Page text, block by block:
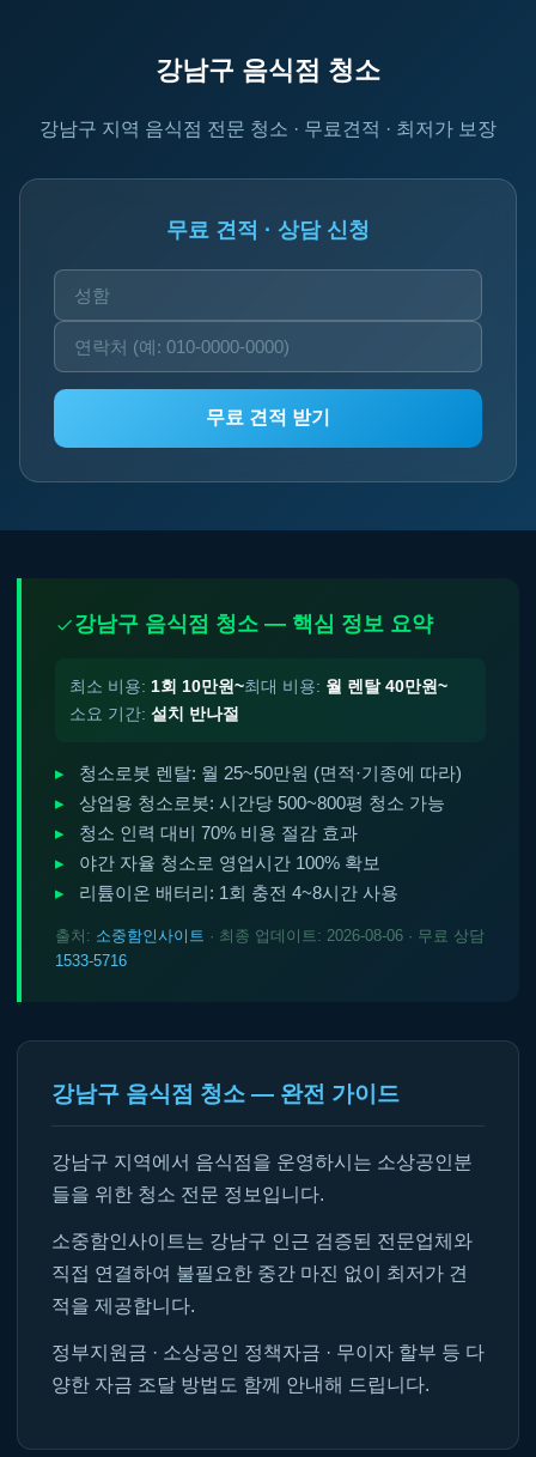
강남구 음식점 청소
강남구 지역 음식점 전문 청소 · 무료견적 · 최저가 보장
무료 견적 · 상담 신청
무료 견적 받기
강남구 음식점 청소 — 핵심 정보 요약
최소 비용: 1회 10만원~최대 비용: 월 렌탈 40만원~
소요 기간: 설치 반나절
청소로봇 렌탈: 월 25~50만원 (면적·기종에 따라)
상업용 청소로봇: 시간당 500~800평 청소 가능
청소 인력 대비 70% 비용 절감 효과
야간 자율 청소로 영업시간 100% 확보
리튬이온 배터리: 1회 충전 4~8시간 사용
출처: 소중함인사이트 · 최종 업데이트: 2026-08-06 · 무료 상담
1533-5716
강남구 음식점 청소 — 완전 가이드
강남구 지역에서 음식점을 운영하시는 소상공인분
들을 위한 청소 전문 정보입니다.
소중함인사이트는 강남구 인근 검증된 전문업체와
직접 연결하여 불필요한 중간 마진 없이 최저가 견
적을 제공합니다.
정부지원금 · 소상공인 정책자금 · 무이자 할부 등 다
양한 자금 조달 방법도 함께 안내해 드립니다.